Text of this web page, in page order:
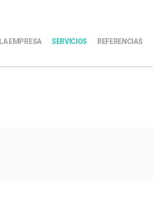
LA EMPRESA SERVICIOS REFERENCIAS